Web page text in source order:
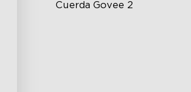
Cuerda Govee 2